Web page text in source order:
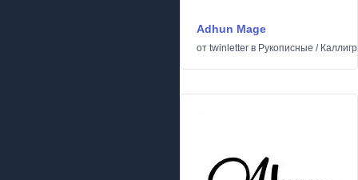
Adhun Mage
от twinletter в Рукописные /